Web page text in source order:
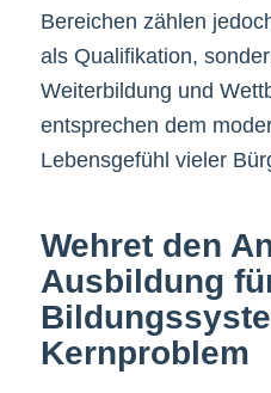
Bereichen zählen
als Qualifikation,
Weiterbildung und
entsprechen dem
Lebensgefühl vieler
Wehret den
Ausbildung
Kernproblem